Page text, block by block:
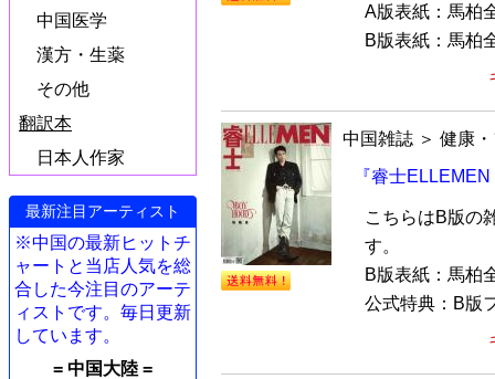
中国医学
漢方・生薬
その他
翻訳本
日本人作家
最新注目アーティスト
※中国の最新ヒットチ
ャートと当店人気を総
合した今注目のアーテ
ィストです。毎日更新
しています。
= 中国大陸 =
A版表紙：馬柏
B版表紙：馬柏
中国雑誌 ＞ 健康
『睿士
こちらはB版の
す。
B版表紙：馬柏
公式特典：B版